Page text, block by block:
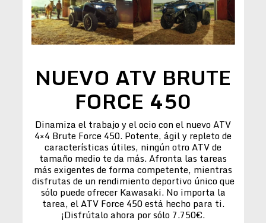
NUEVO ATV BRUTE
FORCE 450
Dinamiza el trabajo y el ocio con el nuevo ATV
4×4 Brute Force 450. Potente, ágil y repleto de
características útiles, ningún otro ATV de
tamaño medio te da más. Afronta las tareas
más exigentes de forma competente, mientras
disfrutas de un rendimiento deportivo único que
sólo puede ofrecer Kawasaki. No importa la
tarea, el ATV Force 450 está hecho para ti.
¡Disfrútalo ahora por sólo 7.750€.